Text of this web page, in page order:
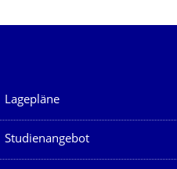
Unsere Dienste
Lagepläne
Studienangebot